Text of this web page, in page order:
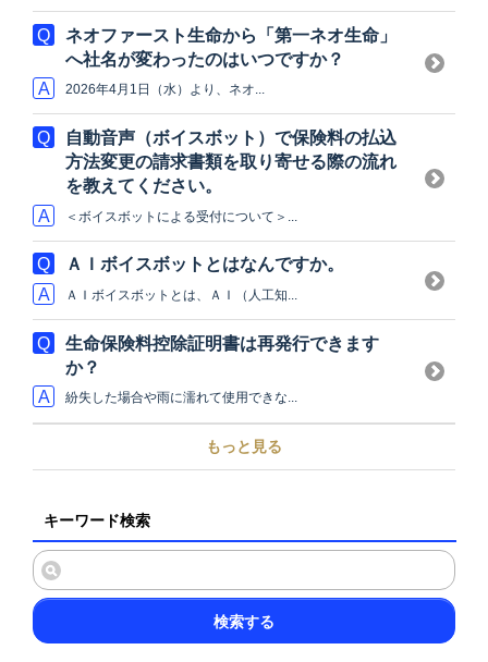
ネオファースト生命から「第一ネオ生命」
へ社名が変わったのはいつですか？
2026年4月1日（水）より、ネオ...
自動音声（ボイスボット）で保険料の払込
方法変更の請求書類を取り寄せる際の流れ
を教えてください。
＜ボイスボットによる受付について＞...
ＡＩボイスボットとはなんですか。
ＡＩボイスボットとは、ＡＩ（人工知...
生命保険料控除証明書は再発行できます
か？
紛失した場合や雨に濡れて使用できな...
もっと見る
キーワード検索
検索する